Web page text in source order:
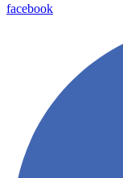
facebook